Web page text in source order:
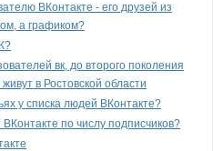
ВКонтакте - его друзей из
а графиком?
вк, до второго поколения
в Ростовской области
у списка людей ВКонтакте?
по числу подписчиков?